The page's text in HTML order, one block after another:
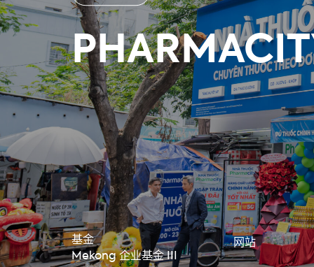
基金
Mekong 企业基金 III
网站